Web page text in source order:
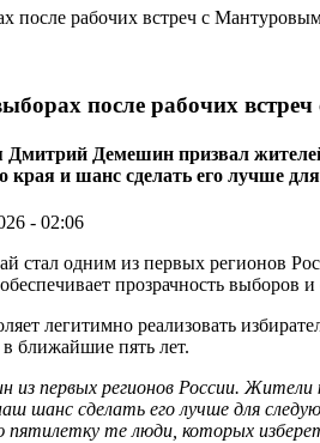
после рабочих
Демешин призвал
края и шанс сделать его лучше
- 02:06
стал одним из первых регионов
прозрачность выборов
легитимно реализовать
ближайшие пять лет.
из первых регионов России.
шанс сделать его лучше для
те люди, которых